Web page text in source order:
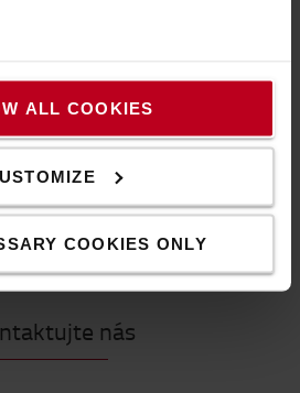
ALL COOKIES
COOKIES ONLY
SKLADOVACÍ PRIESTOR
NÁKLADOV NA PRÁCU
SKLADOVANIA
nás